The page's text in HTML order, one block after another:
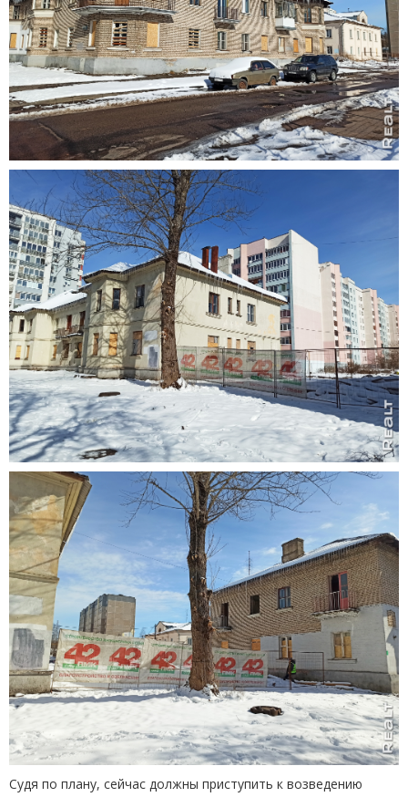
Судя по плану, сейчас должны приступить к возведению